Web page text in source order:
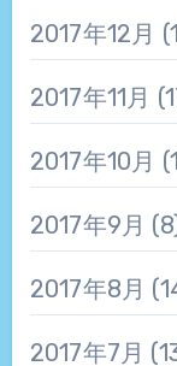
2017年12月
2017年11月
2017年10月
2017年9月
2017年8月
2017年7月